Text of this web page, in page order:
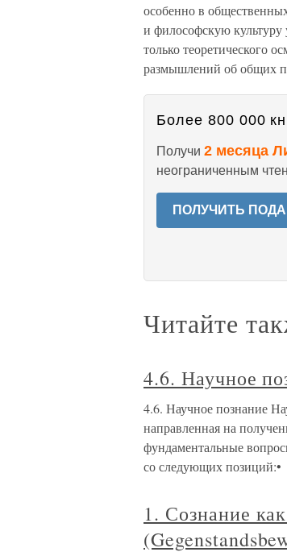
особенно в
и философскую культуру
только теоретического
размышлений об общих
Более 800 000
Получи 2 месяца
неограниченным
ПОЛУЧИТЬ
Читайте
4.6. Научное
4.6. Научное познание
направленная на
фундаментальные
со следующих позиций:•
1. Сознание